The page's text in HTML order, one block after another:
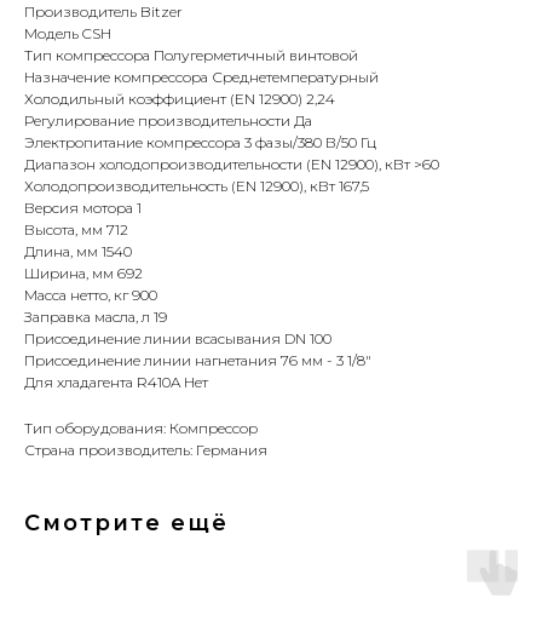
Производитель Bitzer
Модель CSH
Тип компрессора Полугерметичный винтовой
Назначение компрессора Среднетемпературный
Холодильный коэффициент (EN 12900) 2,24
Регулирование производительности Да
Электропитание компрессора 3 фазы/380 В/50 Гц
Диапазон холодопроизводительности (EN 12900), кВт >60
Холодопроизводительность (EN 12900), кВт 167,5
Версия мотора 1
Высота, мм 712
Длина, мм 1540
Ширина, мм 692
Масса нетто, кг 900
Заправка масла, л 19
Присоединение линии всасывания DN 100
Присоединение линии нагнетания 76 мм - 3 1/8"
Для хладагента R410A Нет
Тип оборудования: Компрессор
Страна производитель: Германия
Смотрите ещё